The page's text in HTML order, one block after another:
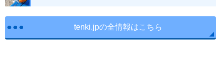
tenki.jpの全情報はこちら